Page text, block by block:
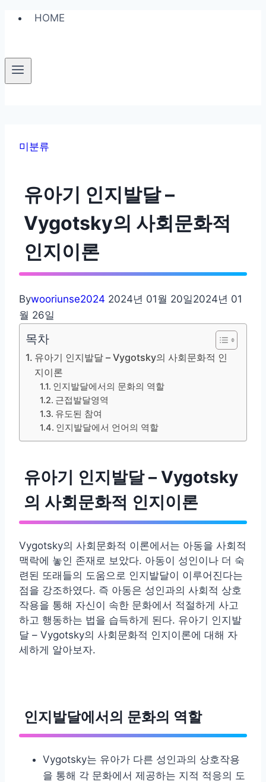
Skip
HOME
미분류
유아기 인지발달 –
Vygotsky의 사회문화적
인지이론
Bywooriunse2024 2024년 01월 20일2024년 01
월 26일
목차
유아기 인지발달 – Vygotsky의 사회문화적 인
지이론
인지발달에서의 문화의 역할
근접발달영역
유도된 참여
인지발달에서 언어의 역할
유아기 인지발달 – Vygotsky
의 사회문화적 인지이론
Vygotsky의 사회문화적 이론에서는 아동을 사회적
맥락에 놓인 존재로 보았다. 아동이 성인이나 더 숙
련된 또래들의 도움으로 인지발달이 이루어진다는
점을 강조하였다. 즉 아동은 성인과의 사회적 상호
작용을 통해 자신이 속한 문화에서 적절하게 사고
하고 행동하는 법을 습득하게 된다. 유아기 인지발
달 – Vygotsky의 사회문화적 인지이론에 대해 자
세하게 알아보자.
인지발달에서의 문화의 역할
Vygotsky는 유아가 다른 성인과의 상호작용
을 통해 각 문화에서 제공하는 지적 적응의 도